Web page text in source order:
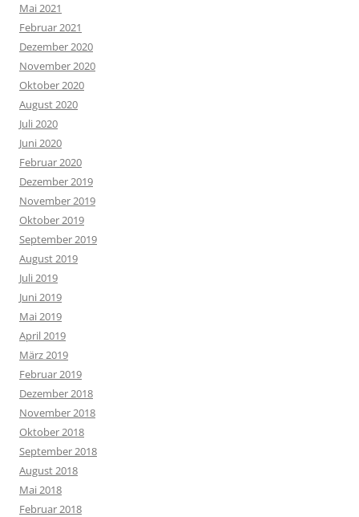
Mai 2021
Februar 2021
Dezember 2020
November 2020
Oktober 2020
August 2020
Juli 2020
Juni 2020
Februar 2020
Dezember 2019
November 2019
Oktober 2019
September 2019
August 2019
Juli 2019
Juni 2019
Mai 2019
April 2019
März 2019
Februar 2019
Dezember 2018
November 2018
Oktober 2018
September 2018
August 2018
Mai 2018
Februar 2018